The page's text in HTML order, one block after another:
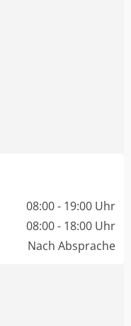
08:00 - 19:00 Uhr
08:00 - 18:00 Uhr
Nach Absprache